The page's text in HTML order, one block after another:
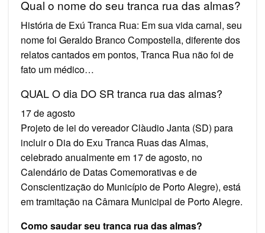
Qual o nome do seu tranca rua das almas?
História de Exú Tranca Rua: Em sua vida carnal, seu
nome foi Geraldo Branco Compostella, diferente dos
relatos cantados em pontos, Tranca Rua não foi de
fato um médico…
QUAL O dia DO SR tranca rua das almas?
17 de agosto
Projeto de lei do vereador Clàudio Janta (SD) para
incluir o Dia do Exu Tranca Ruas das Almas,
celebrado anualmente em 17 de agosto, no
Calendário de Datas Comemorativas e de
Conscientização do Município de Porto Alegre), está
em tramitação na Câmara Municipal de Porto Alegre.
Como saudar seu tranca rua das almas?